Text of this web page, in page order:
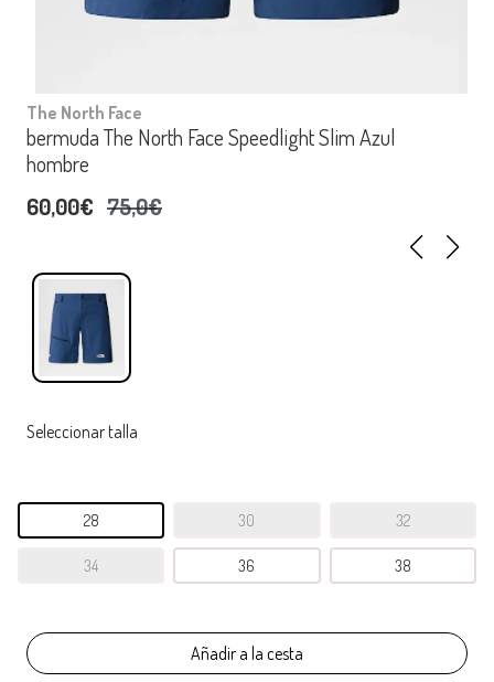
The North Face
bermuda The North Face Speedlight Slim Azul
hombre
60,00€ 75,0€
Seleccionar talla
28 30 32
34 36 38